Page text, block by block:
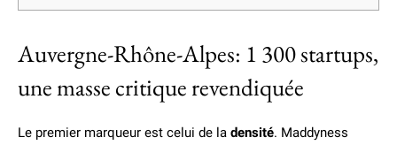
Auvergne-Rhône-Alpes: 1 300 startups,
une masse critique revendiquée
Le premier marqueur est celui de la densité. Maddyness